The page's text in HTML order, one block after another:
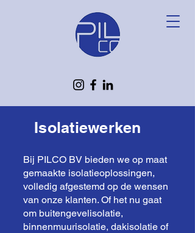
Isolatiewerken
Bij PILCO BV bieden we op maat
gemaakte isolatieoplossingen,
volledig afgestemd op de wensen
van onze klanten. Of het nu gaat
om buitengevelisolatie,
binnenmuurisolatie, dakisolatie of